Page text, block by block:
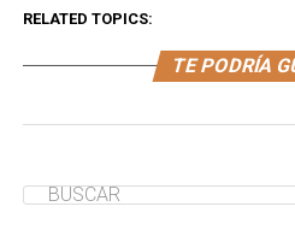
RELATED TOPICS:
TE PODRÍA